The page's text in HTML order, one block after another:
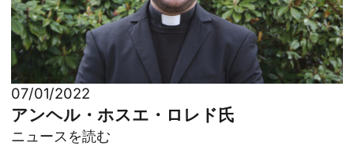
07/01/2022
アンヘル・ホスエ・ロレド氏
ニュースを読む